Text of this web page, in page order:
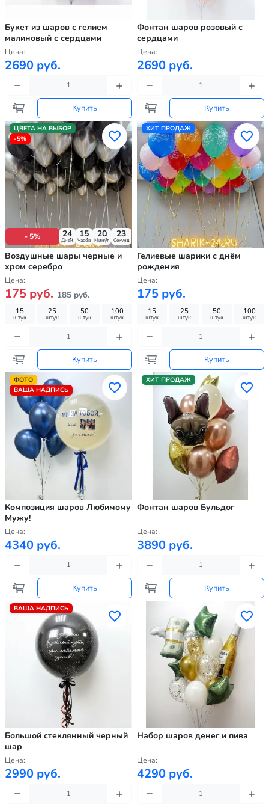
Букет из шаров с гелием
малиновый с сердцами
Цена:
2690 руб.
Купить
Фонтан шаров розовый с
сердцами
Цена:
2690 руб.
Купить
ЦВЕТА НА ВЫБОР
-5%
- 5% 24
Дней
15
Часов
20
Минут
21
Секунд
Воздушные шары черные и
хром серебро
Цена:
175 руб. 185 руб.
15
штук
25
штук
50
штук
100
штук
Купить
ХИТ ПРОДАЖ
Гелиевые шарики с днём
рождения
Цена:
175 руб.
15
штук
25
штук
50
штук
100
штук
Купить
ФОТО
ВАША НАДПИСЬ
Композиция шаров Любимому
Мужу!
Цена:
4340 руб.
Купить
ХИТ ПРОДАЖ
Фонтан шаров Бульдог
Цена:
3890 руб.
Купить
ВАША НАДПИСЬ
Большой стеклянный черный
шар
Цена:
2990 руб.
Набор шаров денег и пива
Цена:
4290 руб.